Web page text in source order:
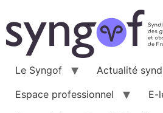
au
contenu
Le Syngof
Actualité
Espace professionnel
E-